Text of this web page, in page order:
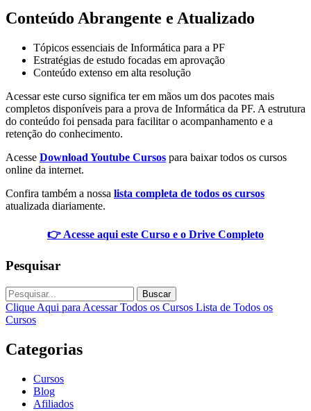
Conteúdo Abrangente e Atualizado
Tópicos essenciais de Informática para a PF
Estratégias de estudo focadas em aprovação
Conteúdo extenso em alta resolução
Acessar este curso significa ter em mãos um dos pacotes mais
completos disponíveis para a prova de Informática da PF. A estrutura
do conteúdo foi pensada para facilitar o acompanhamento e a
retenção do conhecimento.
Acesse Download Youtube Cursos para baixar todos os cursos
online da internet.
Confira também a nossa lista completa de todos os cursos
atualizada diariamente.
👉 Acesse aqui este Curso e o Drive Completo
Pesquisar
Buscar
Clique Aqui para Acessar Todos os Cursos Lista de Todos os
Cursos
Categorias
Cursos
Blog
Afiliados